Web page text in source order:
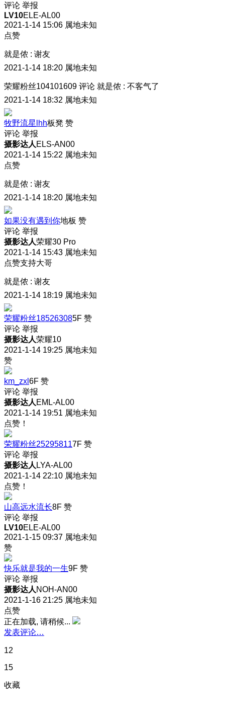
评论 举报
LV10ELE-AL00
2021-1-14 15:06 属地未知
点赞
就是侬 : 谢友
2021-1-14 18:20 属地未知
荣耀粉丝104101609 评论 就是侬 : 不客气了
2021-1-14 18:32 属地未知
牧野流星lhh板凳 赞
评论 举报
摄影达人 ELS-AN00
2021-1-14 15:22 属地未知
点赞
就是侬 : 谢友
2021-1-14 18:20 属地未知
如果没有遇到你地板 赞
评论 举报
摄影达人荣耀30 Pro
2021-1-14 15:43 属地未知
点赞支持大哥
就是侬 : 谢友
2021-1-14 18:19 属地未知
荣耀粉丝185263085F 赞
评论 举报
摄影达人荣耀10
2021-1-14 19:25 属地未知
赞
km_zxl 6F 赞
评论 举报
摄影达人 EML-AL00
2021-1-14 19:51 属地未知
点赞！
荣耀粉丝252958117F 赞
评论 举报
摄影达人 LYA-AL00
2021-1-14 22:10 属地未知
点赞！
山高远水流长8F 赞
评论 举报
LV10ELE-AL00
2021-1-15 09:37 属地未知
赞
快乐就是我的一生9F 赞
评论 举报
摄影达人 NOH-AN00
2021-1-16 21:25 属地未知
点赞
正在加载, 请稍候...
发表评论…
12
15
收藏